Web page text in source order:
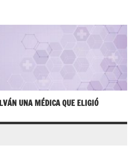
UNA MÉDICA QUE ELIGIÓ